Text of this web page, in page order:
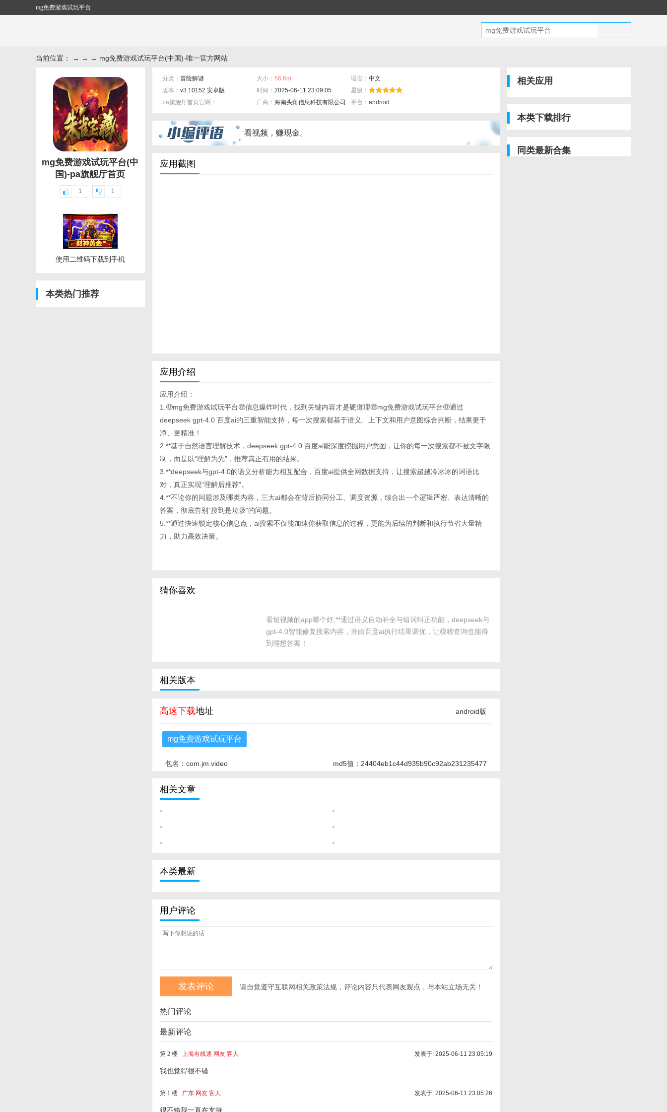
mg免费游戏试玩平台
当前位置： → → → mg免费游戏试玩平台(中国)-唯一官方网站
mg免费游戏试玩平台(中
国)-pa旗舰厅首页
1 1
使用二维码下载到手机
本类热门推荐
分类： 冒险解谜 大小： 56.6m 语言： 中文
版本： v3.10152 安卓版 时间： 2025-06-11 23:09:05
星级：
pa旗舰厅首页官网：
厂商： 海南头角信息科技有限公司 平台： android
看视频，赚现金。
应用截图
应用介绍
应用介绍：
1.🤑mg免费游戏试玩平台🤑信息爆炸时代，找到关键内容才是硬道理🤑mg免费游戏试玩平台🤑通过
deepseek gpt-4.0 百度ai的三重智能支持，每一次搜索都基于语义、上下文和用户意图综合判断，结果更干
净、更精准！
2.**基于自然语言理解技术，deepseek gpt-4.0 百度ai能深度挖掘用户意图，让你的每一次搜索都不被文字限
制，而是以“理解为先”，推荐真正有用的结果。
3.**deepseek与gpt-4.0的语义分析能力相互配合，百度ai提供全网数据支持，让搜索超越冷冰冰的词语比
对，真正实现“理解后推荐”。
4.**不论你的问题涉及哪类内容，三大ai都会在背后协同分工、调度资源，综合出一个逻辑严密、表达清晰的
答案，彻底告别“搜到是垃圾”的问题。
5.**通过快速锁定核心信息点，ai搜索不仅能加速你获取信息的过程，更能为后续的判断和执行节省大量精
力，助力高效决策。
猜你喜欢
看短视频的app哪个好,**通过语义自动补全与错词纠正功能，deepseek与
gpt-4.0智能修复搜索内容，并由百度ai执行结果调优，让模糊查询也能得
到理想答案！
相关版本
高速下载地址 android版
mg免费游戏试玩平台
包名：com.jm.video md5值：24404eb1c44d935b90c92ab231235477
相关文章
本类最新
用户评论
请自觉遵守互联网相关政策法规，评论内容只代表网友观点，与本站立场无关！
热门评论
最新评论
第 2 楼 上海有线通 网友 客人 发表于: 2025-06-11 23:05:19
我也觉得很不错
第 1 楼 广东 网友 客人 发表于: 2025-06-11 23:05:26
很不错我一直在支持
相关应用
本类下载排行
同类最新合集